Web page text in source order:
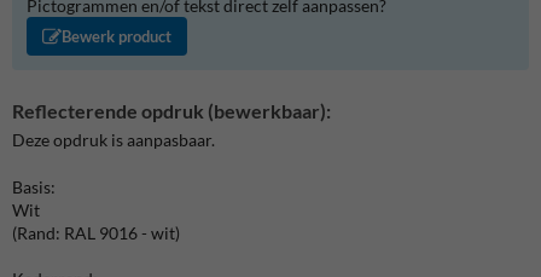
Pictogrammen en/of tekst direct zelf aanpassen?
Bewerk product
Reflecterende opdruk (bewerkbaar):
Deze opdruk is aanpasbaar.
Basis:
Wit
(Rand: RAL 9016 - wit)